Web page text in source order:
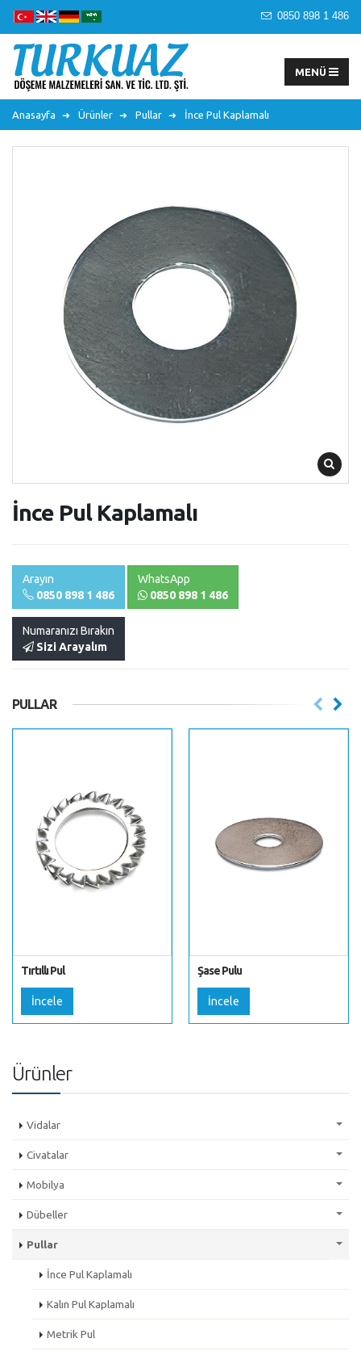
0850 898 1 486
Anasayfa Ürünler Pullar İnce Pul Kaplamalı
İnce Pul Kaplamalı
Arayın
0850 898 1 486
WhatsApp
0850 898 1 486
Numaranızı Bırakın
Sizi Arayalım
PULLAR
Tırtıllı Pul
İncele
Şase Pulu
İncele
Ürünler
Vidalar
Civatalar
Mobilya
Dübeller
Pullar
İnce Pul Kaplamalı
Kalın Pul Kaplamalı
Metrik Pul